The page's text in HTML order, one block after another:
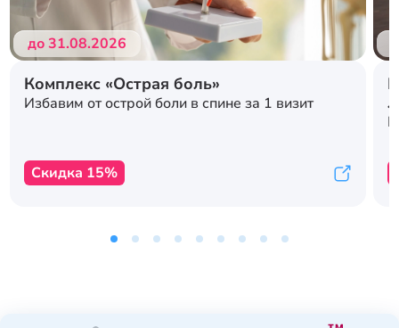
до 31.08.2026
Комплекс «Острая боль»
Избавим от острой боли в спине за 1 визит
Скидка 15%